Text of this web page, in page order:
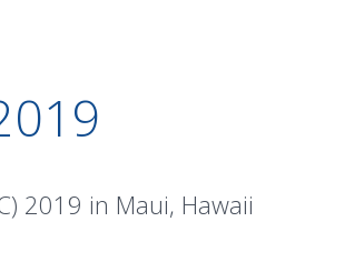
2019 in Maui, Hawaii